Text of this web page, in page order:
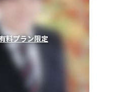
料プラン限定